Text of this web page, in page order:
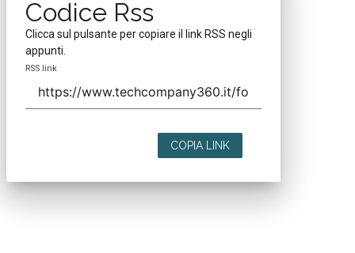
Codice Rss
Clicca sul pulsante per copiare il link RSS negli
appunti.
RSS link
COPIA LINK